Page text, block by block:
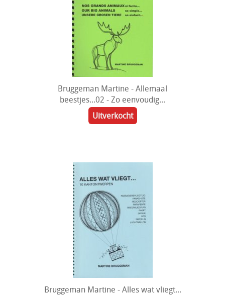
Bruggeman Martine - Allemaal
beestjes...02 - Zo eenvoudig...
Uitverkocht
Bruggeman Martine - Alles wat vliegt...